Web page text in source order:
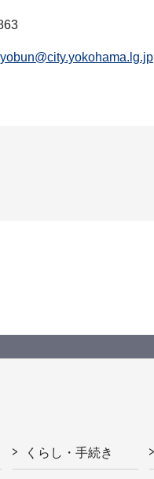
くらし・手続き